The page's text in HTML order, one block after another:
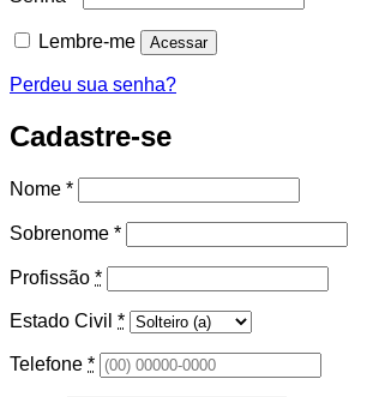
Lembre-me Acessar
Perdeu sua senha?
Cadastre-se
Nome *
Sobrenome *
Profissão *
Estado Civil *
Telefone *